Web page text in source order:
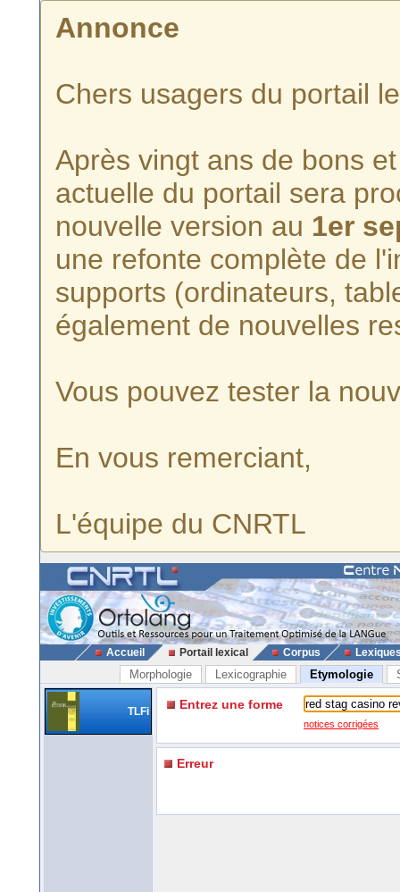
Annonce
Chers usagers du portail
Après vingt ans de bons
actuelle du portail sera
nouvelle version au 1er
une refonte complète de
supports (ordinateurs,
également de nouvelles
Vous pouvez tester la
En vous remerciant,
L'équipe du CNRTL
Accueil Portail lexical Corpus
Morphologie Lexicographie Etymologie
TLFi Entrez une forme
notices corrigées
Erreur